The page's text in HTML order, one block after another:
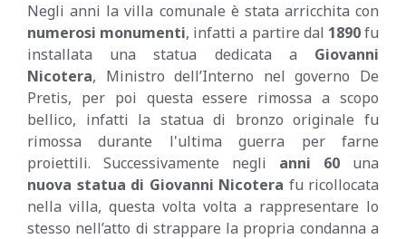
Negli anni la villa comunale è stata arricchita con
numerosi monumenti, infatti a partire dal 1890fu
installata una statua dedicata a Giovanni
Nicotera, Ministro dell’Interno nel governo De
Pretis, per poi questa essere rimossa a scopo
bellico, infatti la statua di bronzo originale fu
rimossa durante l'ultima guerra per farne
proiettili. Successivamente negli anni 60 una
nuova statua di Giovanni Nicotera fu ricollocata
nella villa, questa volta volta a rappresentare lo
stesso nell’atto di strappare la propria condanna a